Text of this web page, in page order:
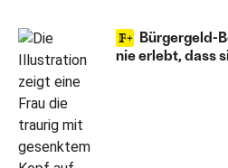
Bürgergeld-
nie erlebt, dass